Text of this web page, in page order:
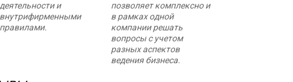
деятельности и
внутрифирменными
правилами.
позволяет комплексно и
в рамках одной
компании решать
вопросы с учетом
разных аспектов
ведения бизнеса.